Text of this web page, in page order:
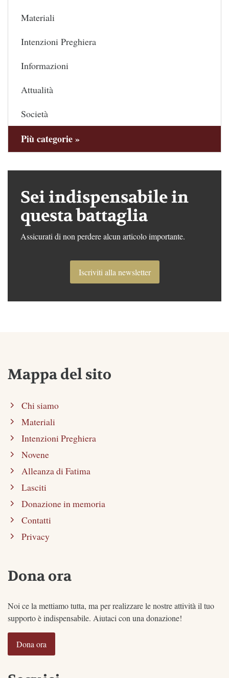
Materiali
Intenzioni Preghiera
Informazioni
Attualità
Società
Più categorie »
Sei indispensabile in
questa battaglia
Assicurati di non perdere alcun articolo importante.
Iscriviti alla newsletter
Mappa del sito
Chi siamo
Materiali
Intenzioni Preghiera
Novene
Alleanza di Fatima
Lasciti
Donazione in memoria
Contatti
Privacy
Dona ora
Noi ce la mettiamo tutta, ma per realizzare le nostre attività il tuo
supporto è indispensabile. Aiutaci con una donazione!
Dona ora